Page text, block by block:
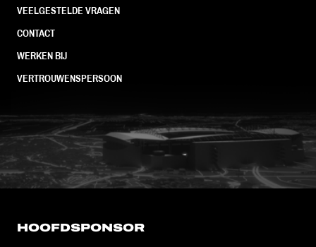
VEELGESTELDE VRAGEN
CONTACT
WERKEN BIJ
VERTROUWENSPERSOON
FC Utrecht<br>vanuit<br>het
HOOFDSPONSOR